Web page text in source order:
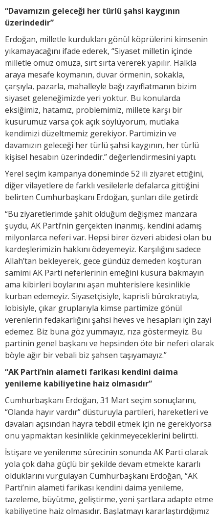
“Davamızın geleceği her türlü şahsi kaygının
üzerindedir”
Erdoğan, milletle kurdukları gönül köprülerini kimsenin
yıkamayacağını ifade ederek, “Siyaset milletin içinde
milletle omuz omuza, sırt sırta vererek yapılır. Halkla
araya mesafe koymanın, duvar örmenin, sokakla,
çarşıyla, pazarla, mahalleyle bağı zayıflatmanın bizim
siyaset geleneğimizde yeri yoktur. Bu konularda
eksiğimiz, hatamız, problemimiz, millete karşı bir
kusurumuz varsa çok açık söylüyorum, mutlaka
kendimizi düzeltmemiz gerekiyor. Partimizin ve
davamızın geleceği her türlü şahsi kaygının, her türlü
kişisel hesabın üzerindedir.” değerlendirmesini yaptı.
Yerel seçim kampanya döneminde 52 ili ziyaret ettiğini,
diğer vilayetlere de farklı vesilelerle defalarca gittiğini
belirten Cumhurbaşkanı Erdoğan, şunları dile getirdi:
“Bu ziyaretlerimde şahit olduğum değişmez manzara
şuydu, AK Parti’nin gerçekten inanmış, kendini adamış
milyonlarca neferi var. Hepsi birer özveri abidesi olan bu
kardeşlerimizin hakkını ödeyemeyiz. Karşılığını sadece
Allah’tan bekleyerek, gece gündüz demeden koşturan
samimi AK Parti neferlerinin emeğini kusura bakmayın
ama kibirleri boylarını aşan muhterislere kesinlikle
kurban edemeyiz. Siyasetçisiyle, kaprisli bürokratıyla,
lobisiyle, çıkar gruplarıyla kimse partimize gönül
verenlerin fedakarlığını şahsi heves ve hesapları için zayi
edemez. Biz buna göz yummayız, rıza göstermeyiz. Bu
partinin genel başkanı ve hepsinden öte bir neferi olarak
böyle ağır bir vebali biz şahsen taşıyamayız.”
“AK Parti’nin alameti farikası kendini daima
yenileme kabiliyetine haiz olmasıdır”
Cumhurbaşkanı Erdoğan, 31 Mart seçim sonuçlarını,
“Olanda hayır vardır” düsturuyla partileri, hareketleri ve
davaları açısından hayra tebdil etmek için ne gerekiyorsa
onu yapmaktan kesinlikle çekinmeyeceklerini belirtti.
İstişare ve yenilenme sürecinin sonunda AK Parti olarak
yola çok daha güçlü bir şekilde devam etmekte kararlı
olduklarını vurgulayan Cumhurbaşkanı Erdoğan, “AK
Parti’nin alameti farikası kendini daima yenileme,
tazeleme, büyütme, geliştirme, yeni şartlara adapte etme
kabiliyetine haiz olmasıdır. Başlatmayı kararlaştırdığımız